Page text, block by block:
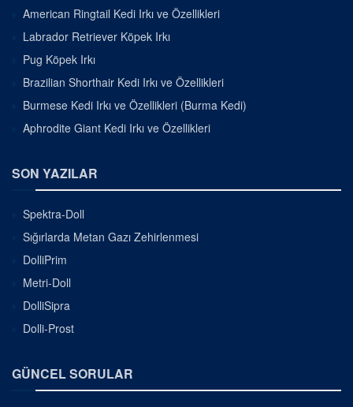
American Ringtail Kedi Irkı ve Özellikleri
Labrador Retriever Köpek Irkı
Pug Köpek Irkı
Brazilian Shorthair Kedi Irkı ve Özellikleri
Burmese Kedi Irkı ve Özellikleri (Burma Kedi)
Aphrodite Giant Kedi Irkı ve Özellikleri
SON YAZILAR
Spektra-Doll
Sığırlarda Metan Gazı Zehirlenmesi
DolliPrim
Metri-Doll
DolliSipra
Dolli-Prost
GÜNCEL SORULAR